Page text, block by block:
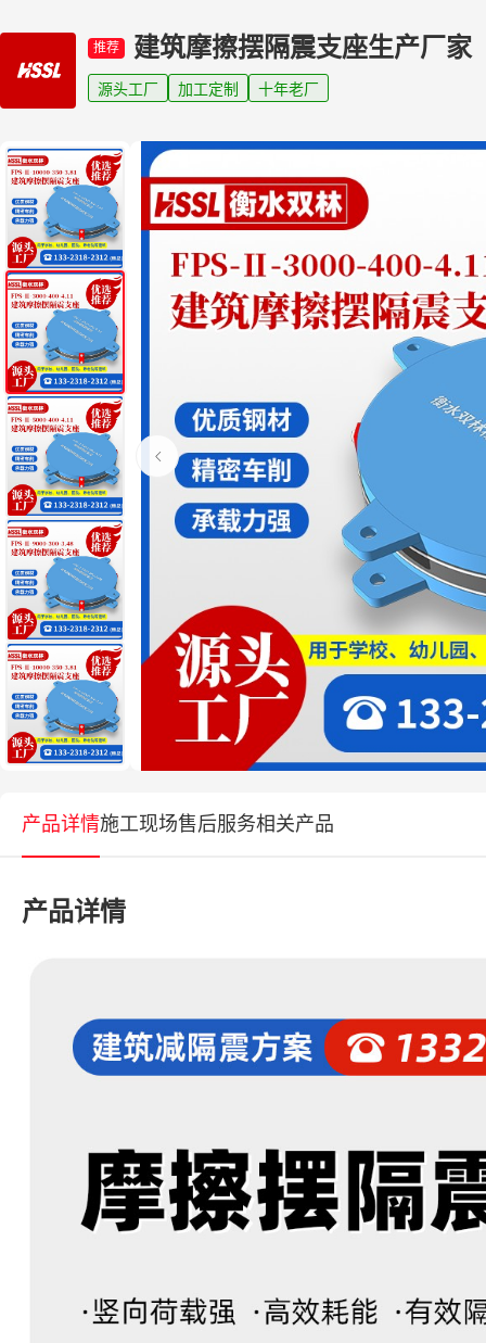
推荐 建筑摩擦摆隔震支座生产厂家
源头工厂 加工定制 十年老厂
产品详情施工现场售后服务相关产品
产品详情